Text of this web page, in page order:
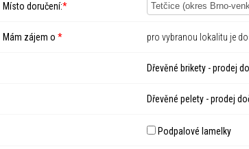
Místo doručení:*
Mám zájem o * pro vybranou lokalitu je
Dřevěné brikety - prodej
Dřevěné pelety - prodej
Podpalové lamelky